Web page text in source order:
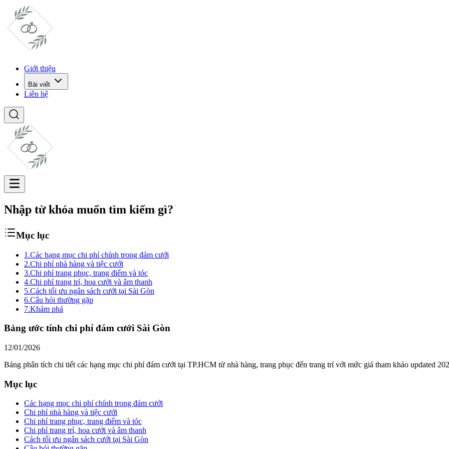
Giới thiệu
Bài viết
Liên hệ
Nhập từ khóa muốn tìm kiếm gì?
Mục lục
1.Các hạng mục chi phí chính trong đám cưới
2.Chi phí nhà hàng và tiệc cưới
3.Chi phí trang phục, trang điểm và tóc
4.Chi phí trang trí, hoa cưới và âm thanh
5.Cách tối ưu ngân sách cưới tại Sài Gòn
6.Câu hỏi thường gặp
7.Khám phá
Bảng ước tính chi phí đám cưới Sài Gòn
12/01/2026
Bảng phân tích chi tiết các hạng mục chi phí đám cưới tại TP.HCM từ nhà hàng, trang phục đến trang trí với mức giá tham khảo updated
Mục lục
Các hạng mục chi phí chính trong đám cưới
Chi phí nhà hàng và tiệc cưới
Chi phí trang phục, trang điểm và tóc
Chi phí trang trí, hoa cưới và âm thanh
Cách tối ưu ngân sách cưới tại Sài Gòn